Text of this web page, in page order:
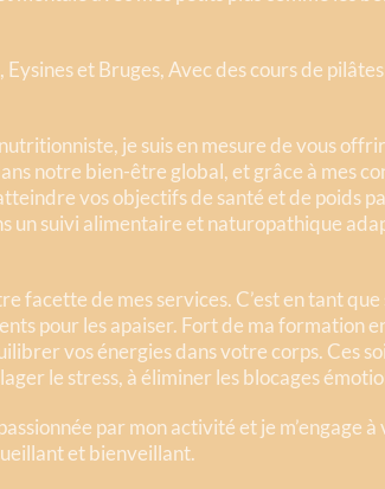
et Bruges, Avec des cours de
je suis en mesure de vous
notre bien-être global, et grâce à mes
vos objectifs de santé et de poids
un suivi alimentaire et naturopathique
facette de mes services. C’est en tant
pour les apaiser. Fort de ma formation
vos énergies dans votre corps. Ces
le stress, à éliminer les blocages
par mon activité et je m’engage
et bienveillant.